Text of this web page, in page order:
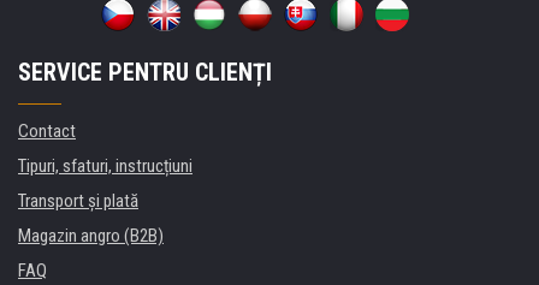
SERVICE PENTRU CLIENȚI
Contact
Tipuri, sfaturi, instrucțiuni
Transport şi plată
Magazin angro (B2B)
FAQ